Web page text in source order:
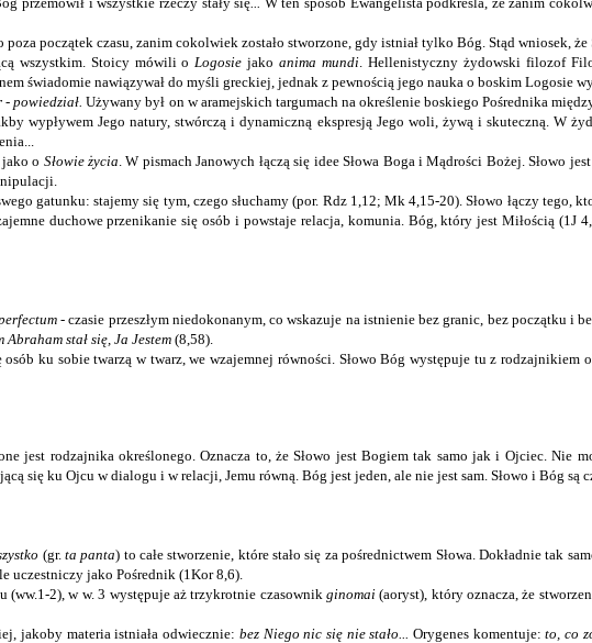
początek czasu, zanim cokolwiek zostało stworzone, gdy istniał tylko Bóg. Stąd wniosek, że
wszystkim. Stoicy mówili oLogosie jakoanima mundi. Hellenistyczny żydowski filozof
świadomie nawiązywał do myśli greckiej, jednak z pewnością jego nauka o boskim Logosie
-powiedział. Używany był on w aramejskich targumach na określenie boskiego Pośrednika
wypływem Jego natury, stwórczą i dynamiczną ekspresją Jego woli, żywą i skuteczną. W
o Słowie życia. W pismach Janowych łączą się idee Słowa Boga i Mądrości Bożej. Słowo
gatunku: stajemy się tym, czego słuchamy (por. Rdz 1,12; Mk 4,15-20). Słowo łączy tego,
duchowe przenikanie się osób i powstaje relacja, komunia. Bóg, który jest Miłością (1J
‑ czasie przeszłym niedokonanym, co wskazuje na istnienie bez granic, bez początku i
stał się, Ja Jestem(8,58).
ku sobie twarzą w twarz, we wzajemnej równości. Słowo Bóg występuje tu z rodzajnikiem
jest rodzajnika określonego. Oznacza to, że Słowo jest Bogiem tak samo jak i Ojciec. Nie
się ku Ojcu w dialogu i w relacji, Jemu równą. Bóg jest jeden, ale nie jest sam. Słowo i Bóg są
(gr. ta panta) to całe stworzenie, które stało się za pośrednictwem Słowa. Dokładnie tak
uczestniczy jako Pośrednik (1Kor 8,6).
(ww.1-2), w w. 3 występuje aż trzykrotnie czasownik ginomai(aoryst), który oznacza, że
jakoby materia istniała odwiecznie: bez Niego nic się nie stało... Orygenes komentuje:to, co